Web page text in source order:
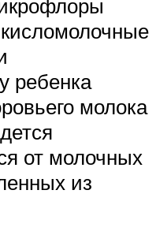
ребенка
молока
от молочных
из